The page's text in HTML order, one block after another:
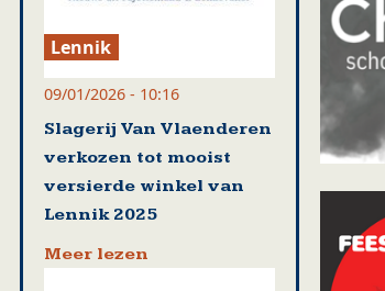
Lennik
09/01/2026 - 10:16
Slagerij Van Vlaenderen
verkozen tot mooist
versierde winkel van
Lennik 2025
Meer lezen